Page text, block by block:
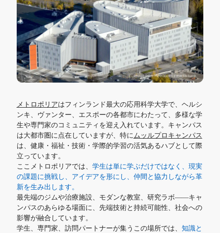
メトロポリアはフィンランド最大の応用科学大学で、ヘルシ
ンキ、ヴァンター、エスポーの各都市にわたって、多様な学
生や専門家のコミュニティを迎え入れています。キャンパス
は大都市圏に点在していますが、特に ムッルプロキャンパス
は、健康・福祉・技術・学際的学習の活気あるハブとして際
立っています。
ここメトロポリアでは、 学生は単に学ぶだけではなく、現実
の課題に挑戦し、アイデアを形にし、仲間と協力しながら革
新を生み出します。
最先端のジムや治療施設、モダンな教室、研究ラボ――キャ
ンパスのあらゆる場面に、先端技術と持続可能性、社会への
影響が融合しています。
学生、専門家、訪問パートナーが集うこの場所では、 知識と